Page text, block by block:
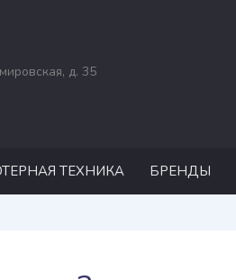
д. 35
ТЕХНИКА БРЕНДЫ